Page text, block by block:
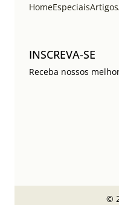
HomeEspeciaisArtigos
INSCREVA-SE
Receba nossos
©